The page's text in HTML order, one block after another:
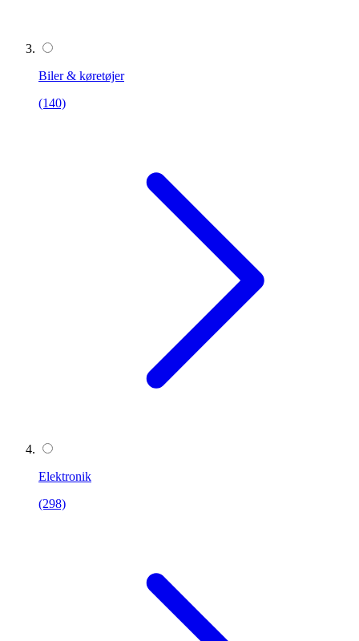
Biler & køretøjer
(140)
Elektronik
(298)